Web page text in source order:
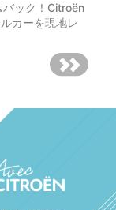
バック！Citroën
カーを現地レ